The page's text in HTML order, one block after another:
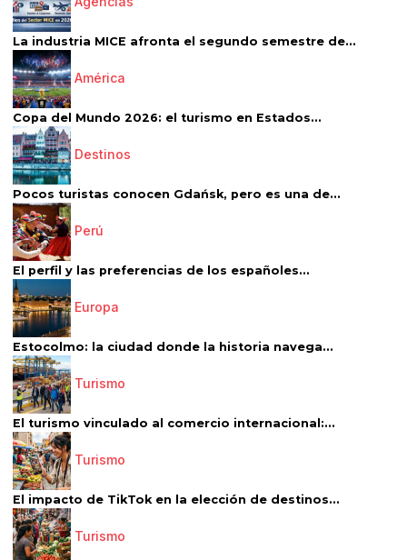
La industria MICE afronta el segundo semestre de...
América
Copa del Mundo 2026: el turismo en Estados...
Destinos
Pocos turistas conocen Gdańsk, pero es una de...
Perú
El perfil y las preferencias de los españoles...
Europa
Estocolmo: la ciudad donde la historia navega...
Turismo
El turismo vinculado al comercio internacional:...
Turismo
El impacto de TikTok en la elección de destinos...
Turismo